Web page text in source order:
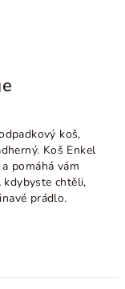
koš,
Koš Enkel
pomáhá vám
kdybyste chtěli,
prádlo.